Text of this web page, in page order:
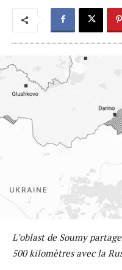
Lʼoblast de Soumy
500 kilomètres avec la